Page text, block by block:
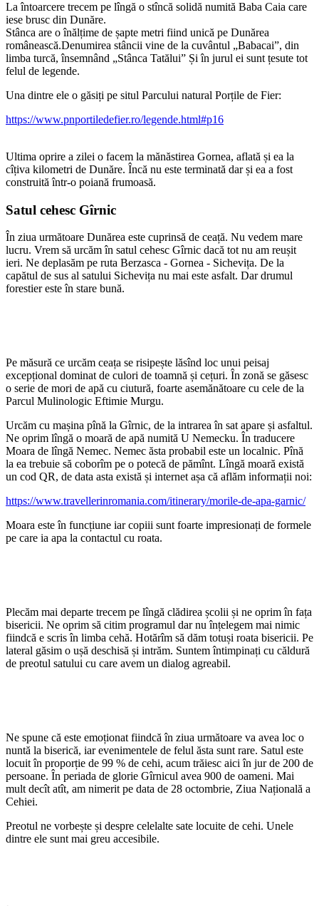
La întoarcere trecem pe lîngă o stîncă solidă numită Baba Caia care
iese brusc din Dunăre.
Stânca are o înălțime de șapte metri fiind unică pe Dunărea
românească.Denumirea stâncii vine de la cuvântul „Babacai”, din
limba turcă, însemnând „Stânca Tatălui” Și în jurul ei sunt țesute tot
felul de legende.
Una dintre ele o găsiți pe situl Parcului natural Porțile de Fier:
https://www.pnportiledefier.ro/legende.html#p16
Ultima oprire a zilei o facem la mănăstirea Gornea, aflată și ea la
cîțiva kilometri de Dunăre. Încă nu este terminată dar și ea a fost
construită într-o poiană frumoasă.
Satul cehesc Gîrnic
În ziua următoare Dunărea este cuprinsă de ceață. Nu vedem mare
lucru. Vrem să urcăm în satul cehesc Gîrnic dacă tot nu am reușit
ieri. Ne deplasăm pe ruta Berzasca - Gornea - Sichevița. De la
capătul de sus al satului Sichevița nu mai este asfalt. Dar drumul
forestier este în stare bună.
Pe măsură ce urcăm ceața se risipește lăsînd loc unui peisaj
excepțional dominat de culori de toamnă și cețuri. În zonă se găsesc
o serie de mori de apă cu ciutură, foarte asemănătoare cu cele de la
Parcul Mulinologic Eftimie Murgu.
Urcăm cu mașina pînă la Gîrnic, de la intrarea în sat apare și asfaltul.
Ne oprim lîngă o moară de apă numită U Nemecku. În traducere
Moara de lîngă Nemec. Nemec ăsta probabil este un localnic. Pînă
la ea trebuie să coborîm pe o potecă de pămînt. Lîngă moară există
un cod QR, de data asta există și internet așa că aflăm informații noi:
https://www.travellerinromania.com/itinerary/morile-de-apa-garnic/
Moara este în funcțiune iar copiii sunt foarte impresionați de formele
pe care ia apa la contactul cu roata.
Plecăm mai departe trecem pe lîngă clădirea școlii și ne oprim în fața
bisericii. Ne oprim să citim programul dar nu înțelegem mai nimic
fiindcă e scris în limba cehă. Hotărîm să dăm totuși roata bisericii. Pe
lateral găsim o ușă deschisă și intrăm. Suntem întimpinați cu căldură
de preotul satului cu care avem un dialog agreabil.
Ne spune că este emoționat fiindcă în ziua următoare va avea loc o
nuntă la biserică, iar evenimentele de felul ăsta sunt rare. Satul este
locuit în proporție de 99 % de cehi, acum trăiesc aici în jur de 200 de
persoane. În periada de glorie Gîrnicul avea 900 de oameni. Mai
mult decît atît, am nimerit pe data de 28 octombrie, Ziua Națională a
Cehiei.
Preotul ne vorbește și despre celelalte sate locuite de cehi. Unele
dintre ele sunt mai greu accesibile.